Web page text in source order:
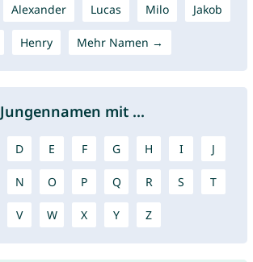
Alexander Lucas Milo Jakob
Henry Mehr Namen →
Jungennamen mit ...
D E F G H I J
N O P Q R S T
V W X Y Z